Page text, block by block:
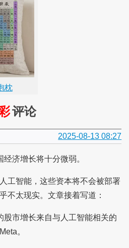
枕
评论
2025-08-13 08:27
济增长将十分微弱。
工智能，这些资本将不会被部署
不太现实。文章接着写道：
股市增长来自与人工智能相关的
。